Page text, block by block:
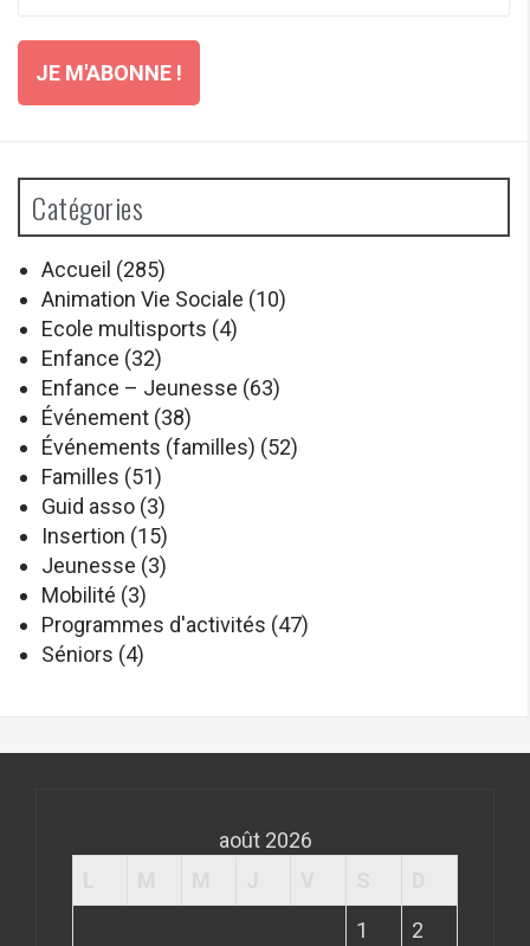
Catégories
Accueil (285)
Animation Vie Sociale (10)
Ecole multisports (4)
Enfance (32)
Enfance – Jeunesse (63)
Événement (38)
Événements (familles) (52)
Familles (51)
Guid asso (3)
Insertion (15)
Jeunesse (3)
Mobilité (3)
Programmes d'activités (47)
Séniors (4)
août 2026
1
2